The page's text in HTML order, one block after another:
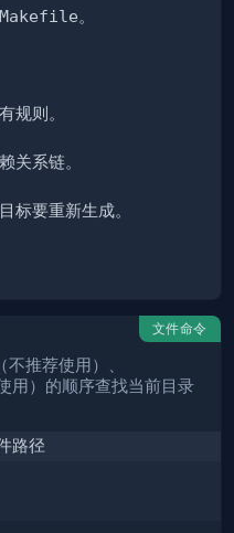
Makefile。
规则。
关系链。
标要重新生成。
文件命令
（不推荐使用）、
用）的顺序查找当前目录
路径